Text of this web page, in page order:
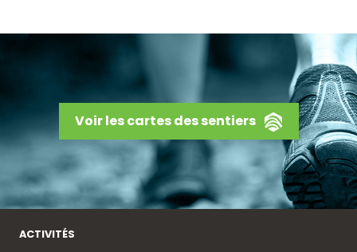
Voir les cartes des sentiers
ACTIVITÉS